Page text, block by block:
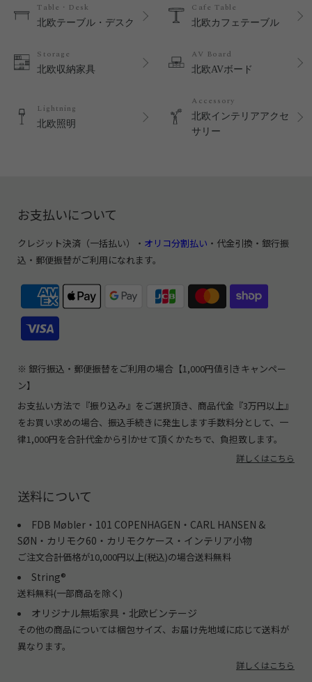
Table・Desk
北欧テーブル・デスク
Cafe Table
北欧カフェテーブル
Storage
北欧収納家具
AV Board
北欧AVボード
Lightning
北欧照明
Accessory
北欧インテリアアクセ
サリー
お支払いについて
クレジット決済（一括払い）・ オリコ分割払い ・代金引換・銀行振
込・郵便振替がご利用になれます。
※ 銀行振込・郵便振替をご利用の場合【1,000円値引きキャンペー
ン】
お支払い方法で『振り込み』をご選択頂き、商品代金『3万円以上』
をお買い求めの場合、振込手続きに発生します手数料分として、一
律1,000円を合計代金から引かせて頂くかたちで、負担致します。
詳しくはこちら
送料について
FDB Møbler・101 COPENHAGEN・CARL HANSEN &
SØN・カリモク60・カリモクケース・インテリア小物
ご注文合計価格が10,000円以上(税込)の場合送料無料
String®︎
送料無料(一部商品を除く)
オリジナル無垢家具・北欧ビンテージ
その他の商品については梱包サイズ、お届け先地域に応じて送料が
異なります。
詳しくはこちら